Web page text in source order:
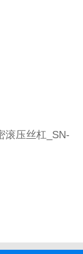
滚压丝杠_SN-